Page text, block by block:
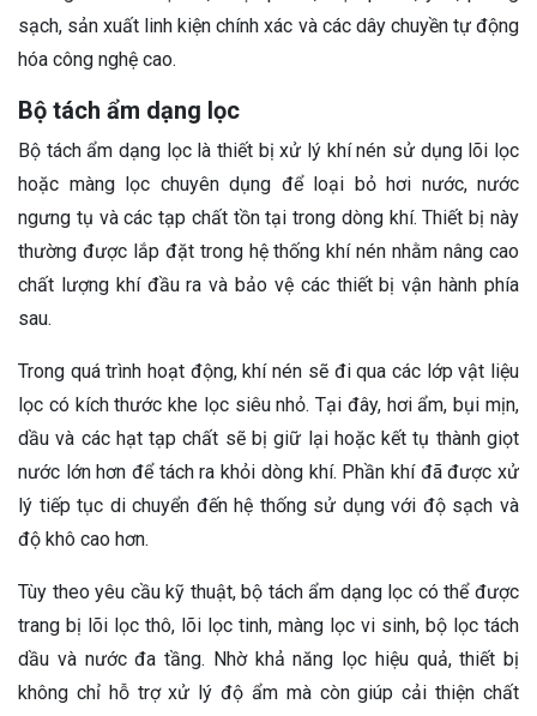
sạch, sản xuất linh kiện chính xác và các dây chuyền tự động
hóa công nghệ cao.
Bộ tách ẩm dạng lọc
Bộ tách ẩm dạng lọc là thiết bị xử lý khí nén sử dụng lõi lọc
hoặc màng lọc chuyên dụng để loại bỏ hơi nước, nước
ngưng tụ và các tạp chất tồn tại trong dòng khí. Thiết bị này
thường được lắp đặt trong hệ thống khí nén nhằm nâng cao
chất lượng khí đầu ra và bảo vệ các thiết bị vận hành phía
sau.
Trong quá trình hoạt động, khí nén sẽ đi qua các lớp vật liệu
lọc có kích thước khe lọc siêu nhỏ. Tại đây, hơi ẩm, bụi mịn,
dầu và các hạt tạp chất sẽ bị giữ lại hoặc kết tụ thành giọt
nước lớn hơn để tách ra khỏi dòng khí. Phần khí đã được xử
lý tiếp tục di chuyển đến hệ thống sử dụng với độ sạch và
độ khô cao hơn.
Tùy theo yêu cầu kỹ thuật, bộ tách ẩm dạng lọc có thể được
trang bị lõi lọc thô, lõi lọc tinh, màng lọc vi sinh, bộ lọc tách
dầu và nước đa tầng. Nhờ khả năng lọc hiệu quả, thiết bị
không chỉ hỗ trợ xử lý độ ẩm mà còn giúp cải thiện chất